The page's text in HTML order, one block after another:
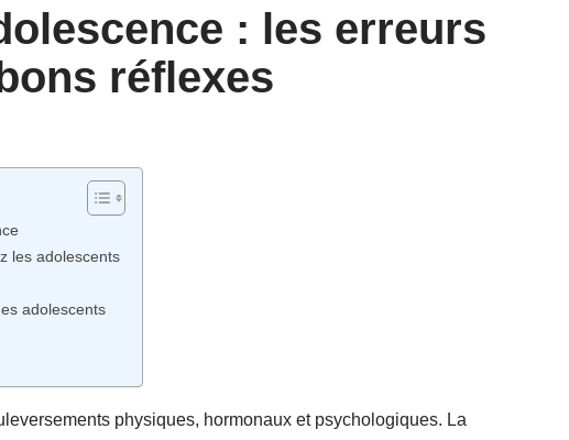
: les erreurs
réflexes
les adolescents
adolescents
physiques, hormonaux et psychologiques. La